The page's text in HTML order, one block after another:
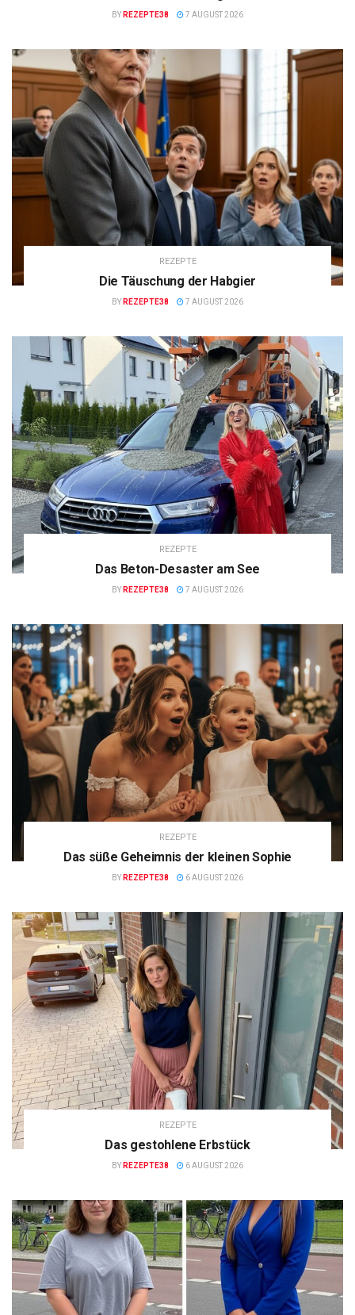
BY REZEPTE38 7 AUGUST 2026
REZEPTE
Die Täuschung der Habgier
BY REZEPTE38 7 AUGUST 2026
REZEPTE
Das Beton-Desaster am See
BY REZEPTE38 7 AUGUST 2026
REZEPTE
Das süße Geheimnis der kleinen Sophie
BY REZEPTE38 6 AUGUST 2026
REZEPTE
Das gestohlene Erbstück
BY REZEPTE38 6 AUGUST 2026